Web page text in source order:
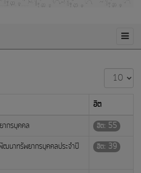
แสดง
#
ฮิต
ากรบุคคล
ฮิต: 55
ฒนาทรัพยากรบุคคลประจำปี
ฮิต: 39